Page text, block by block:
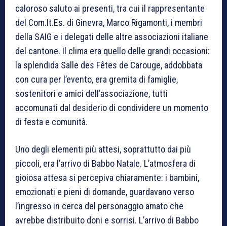
caloroso saluto ai presenti, tra cui il rappresentante
del Com.It.Es. di Ginevra, Marco Rigamonti, i membri
della SAIG e i delegati delle altre associazioni italiane
del cantone. Il clima era quello delle grandi occasioni:
la splendida Salle des Fêtes de Carouge, addobbata
con cura per l’evento, era gremita di famiglie,
sostenitori e amici dell’associazione, tutti
accomunati dal desiderio di condividere un momento
di festa e comunità.
Uno degli elementi più attesi, soprattutto dai più
piccoli, era l’arrivo di Babbo Natale. L’atmosfera di
gioiosa attesa si percepiva chiaramente: i bambini,
emozionati e pieni di domande, guardavano verso
l’ingresso in cerca del personaggio amato che
avrebbe distribuito doni e sorrisi. L’arrivo di Babbo